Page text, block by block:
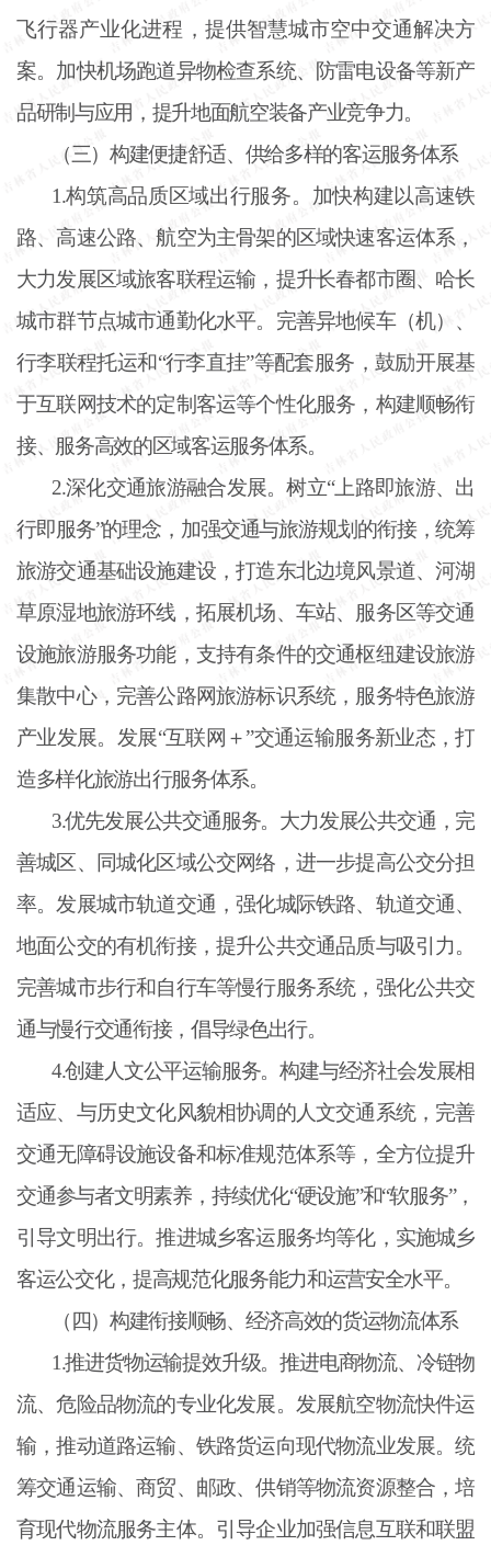
飞行器产业化进程，提供智慧城市空中交通解决方
案。加快机场跑道异物检查系统、防雷电设备等新产
品研制与应用，提升地面航空装备产业竞争力。
（三）构建便捷舒适、供给多样的客运服务体系
1.构筑高品质区域出行服务。加快构建以高速铁
路、高速公路、航空为主骨架的区域快速客运体系，
大力发展区域旅客联程运输，提升长春都市圈、哈长
城市群节点城市通勤化水平。完善异地候车（机）、
行李联程托运和“行李直挂”等配套服务，鼓励开展基
于互联网技术的定制客运等个性化服务，构建顺畅衔
接、服务高效的区域客运服务体系。
2.深化交通旅游融合发展。树立“上路即旅游、出
行即服务”的理念，加强交通与旅游规划的衔接，统筹
旅游交通基础设施建设，打造东北边境风景道、河湖
草原湿地旅游环线，拓展机场、车站、服务区等交通
设施旅游服务功能，支持有条件的交通枢纽建设旅游
集散中心，完善公路网旅游标识系统，服务特色旅游
产业发展。发展“互联网＋”交通运输服务新业态，打
造多样化旅游出行服务体系。
3.优先发展公共交通服务。大力发展公共交通，完
善城区、同城化区域公交网络，进一步提高公交分担
率。发展城市轨道交通，强化城际铁路、轨道交通、
地面公交的有机衔接，提升公共交通品质与吸引力。
完善城市步行和自行车等慢行服务系统，强化公共交
通与慢行交通衔接，倡导绿色出行。
4.创建人文公平运输服务。构建与经济社会发展相
适应、与历史文化风貌相协调的人文交通系统，完善
交通无障碍设施设备和标准规范体系等，全方位提升
交通参与者文明素养，持续优化“硬设施”和“软服务”，
引导文明出行。推进城乡客运服务均等化，实施城乡
客运公交化，提高规范化服务能力和运营安全水平。
（四）构建衔接顺畅、经济高效的货运物流体系
1.推进货物运输提效升级。推进电商物流、冷链物
流、危险品物流的专业化发展。发展航空物流快件运
输，推动道路运输、铁路货运向现代物流业发展。统
筹交通运输、商贸、邮政、供销等物流资源整合，培
育现代物流服务主体。引导企业加强信息互联和联盟